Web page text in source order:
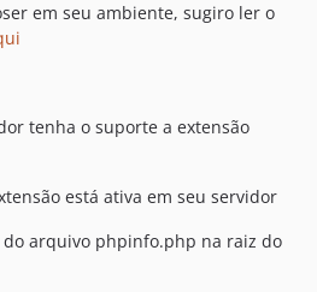
em seu ambiente, sugiro ler o
tenha o suporte a extensão
está ativa em seu servidor
arquivo phpinfo.php na raiz do